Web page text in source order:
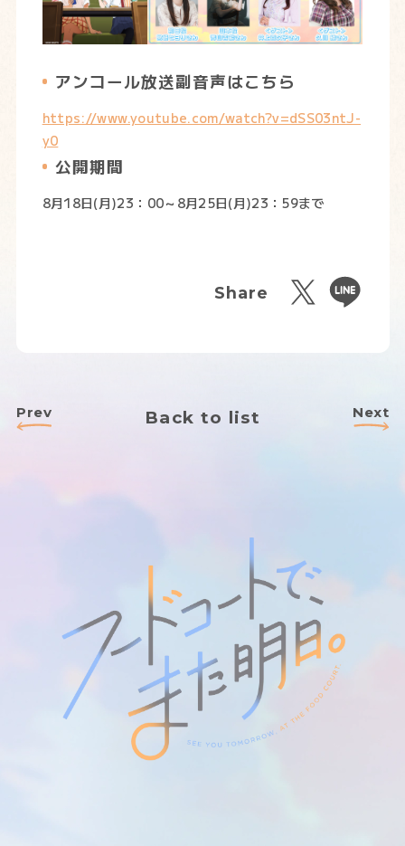
アンコール放送副音声はこちら
https://www.youtube.com/watch?v=dSS03ntJ-
y0
公開期間
8月18日(月)23：00～8月25日(月)23：59まで
Share
Prev Back to list Next